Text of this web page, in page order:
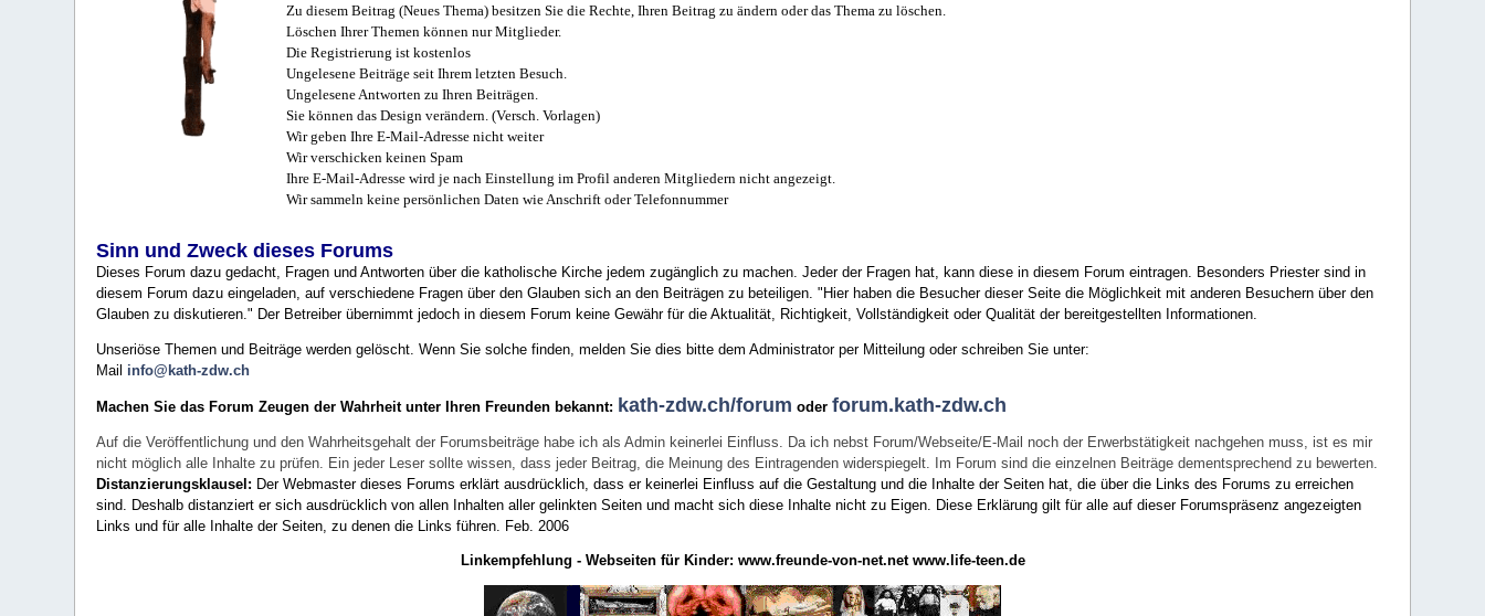
Zu diesem Beitrag (Neues Thema) besitzen Sie die Rechte, Ihren Beitrag zu ändern oder das Thema zu löschen.
Löschen Ihrer Themen können nur Mitglieder.
Die Registrierung ist kostenlos
Ungelesene Beiträge seit Ihrem letzten Besuch.
Ungelesene Antworten zu Ihren Beiträgen.
Sie können das Design verändern. (Versch. Vorlagen)
Wir geben Ihre E-Mail-Adresse nicht weiter
Wir verschicken keinen Spam
Ihre E-Mail-Adresse wird je nach Einstellung im Profil anderen Mitgliedern nicht angezeigt.
Wir sammeln keine persönlichen Daten wie Anschrift oder Telefonnummer
Sinn und Zweck dieses Forums
Dieses Forum dazu gedacht, Fragen und Antworten über die katholische Kirche jedem zugänglich zu machen. Jeder der Fragen hat, kann diese in diesem Forum eintragen. Besonders Priester sind in
diesem Forum dazu eingeladen, auf verschiedene Fragen über den Glauben sich an den Beiträgen zu beteiligen. "Hier haben die Besucher dieser Seite die Möglichkeit mit anderen Besuchern über den
Glauben zu diskutieren." Der Betreiber übernimmt jedoch in diesem Forum keine Gewähr für die Aktualität, Richtigkeit, Vollständigkeit oder Qualität der bereitgestellten Informationen.
Unseriöse Themen und Beiträge werden gelöscht. Wenn Sie solche finden, melden Sie dies bitte dem Administrator per Mitteilung oder schreiben Sie unter:
Mail info@kath-zdw.ch
Machen Sie das Forum Zeugen der Wahrheit unter Ihren Freunden bekannt: kath-zdw.ch/forum oderforum.kath-zdw.ch
Auf die Veröffentlichung und den Wahrheitsgehalt der Forumsbeiträge habe ich als Admin keinerlei Einfluss. Da ich nebst Forum/Webseite/E-Mail noch der Erwerbstätigkeit nachgehen muss, ist es mir
nicht möglich alle Inhalte zu prüfen. Ein jeder Leser sollte wissen, dass jeder Beitrag, die Meinung des Eintragenden widerspiegelt. Im Forum sind die einzelnen Beiträge dementsprechend zu bewerten.
Distanzierungsklausel: Der Webmaster dieses Forums erklärt ausdrücklich, dass er keinerlei Einfluss auf die Gestaltung und die Inhalte der Seiten hat, die über die Links des Forums zu erreichen
sind. Deshalb distanziert er sich ausdrücklich von allen Inhalten aller gelinkten Seiten und macht sich diese Inhalte nicht zu Eigen. Diese Erklärung gilt für alle auf dieser Forumspräsenz angezeigten
Links und für alle Inhalte der Seiten, zu denen die Links führen. Feb. 2006
Linkempfehlung - Webseiten für Kinder: www.freunde-von-net.net www.life-teen.de